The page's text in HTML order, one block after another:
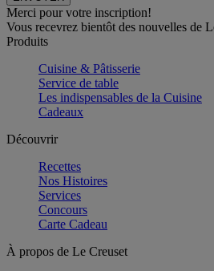
Merci pour votre inscription!
Vous recevrez bientôt des nouvelles de
Produits
Cuisine & Pâtisserie
Service de table
Les indispensables de la Cuisine
Cadeaux
Découvrir
Recettes
Nos Histoires
Services
Concours
Carte Cadeau
À propos de Le Creuset